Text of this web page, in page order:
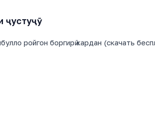
ҷустуҷӯ
ройгон боргирӣ кардан (скачать